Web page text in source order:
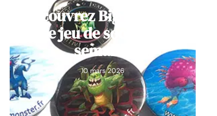
Découvrez Big Monster,
notre jeu de société de la
semaine
10 mars 2026